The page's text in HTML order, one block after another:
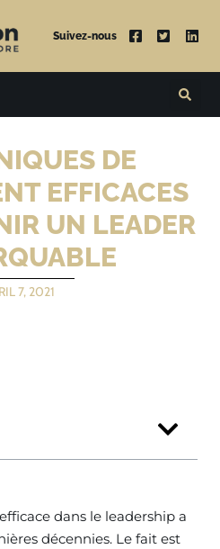
Suivez-nous
DE
EFFICACES
UN LEADER
7, 2021
dans le leadership a
décennies. Le fait est